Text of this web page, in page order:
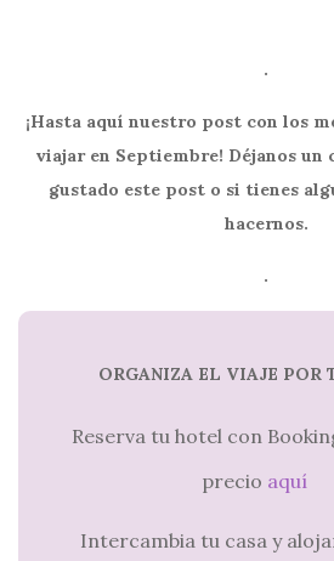
.
¡Hasta aquí nuestro post con los
viajar en Septiembre! Déjanos un
gustado este post o si tienes
hacernos.
.
ORGANIZA EL VIAJE POR
Reserva tu hotel con
precio aquí
Intercambia tu casa y